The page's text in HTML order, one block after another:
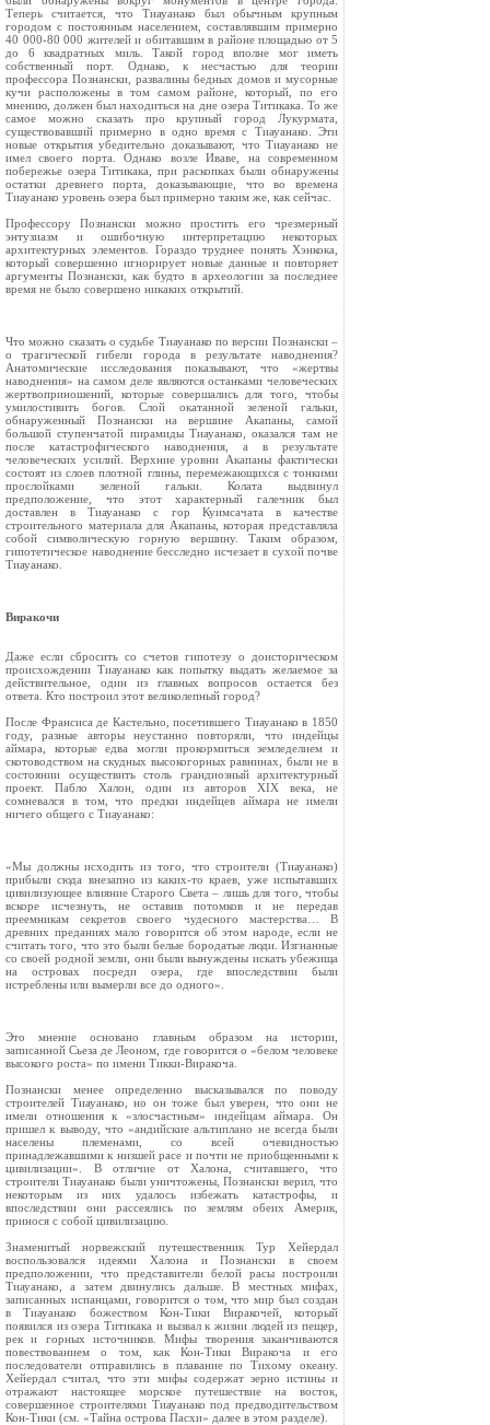
Теперь считается, что Тиауанако был обычным крупным
городом с постоянным населением, составлявшим примерно
40 000‑80 000 жителей и обитавшим в районе площадью от 5
до 6 квадратных миль. Такой город вполне мог иметь
собственный порт. Однако, к несчастью для теории
профессора Познански, развалины бедных домов и мусорные
кучи расположены в том самом районе, который, по его
мнению, должен был находиться на дне озера Титикака. То же
самое можно сказать про крупный город Лукурмата,
существовавший примерно в одно время с Тиауанако. Эти
новые открытия убедительно доказывают, что Тиауанако не
имел своего порта. Однако возле Иваве, на современном
побережье озера Титикака, при раскопках были обнаружены
остатки древнего порта, доказывающие, что во времена
Тиауанако уровень озера был примерно таким же, как сейчас.
Профессору Познански можно простить его чрезмерный
энтузиазм и ошибочную интерпретацию некоторых
архитектурных элементов. Гораздо труднее понять Хэнкока,
который совершенно игнорирует новые данные и повторяет
аргументы Познански, как будто в археологии за последнее
время не было совершено никаких открытий.
Что можно сказать о судьбе Тиауанако по версии Познански –
о трагической гибели города в результате наводнения?
Анатомические исследования показывают, что «жертвы
наводнения» на самом деле являются останками человеческих
жертвоприношений, которые совершались для того, чтобы
умилостивить богов. Слой окатанной зеленой гальки,
обнаруженный Познански на вершине Акапаны, самой
большой ступенчатой пирамиды Тиауанако, оказался там не
после катастрофического наводнения, а в результате
человеческих усилий. Верхние уровни Акапаны фактически
состоят из слоев плотной глины, перемежающихся с тонкими
прослойками зеленой гальки. Колата выдвинул
предположение, что этот характерный галечник был
доставлен в Тиауанако с гор Куимсачата в качестве
строительного материала для Акапаны, которая представляла
собой символическую горную вершину. Таким образом,
гипотетическое наводнение бесследно исчезает в сухой почве
Тиауанако.
Виракочи
Даже если сбросить со счетов гипотезу о доисторическом
происхождении Тиауанако как попытку выдать желаемое за
действительное, один из главных вопросов остается без
ответа. Кто построил этот великолепный город?
После Франсиса де Кастельно, посетившего Тиауанако в 1850
году, разные авторы неустанно повторяли, что индейцы
аймара, которые едва могли прокормиться земледелием и
скотоводством на скудных высокогорных равнинах, были не в
состоянии осуществить столь грандиозный архитектурный
проект. Пабло Халон, один из авторов XIX века, не
сомневался в том, что предки индейцев аймара не имели
ничего общего с Тиауанако:
«Мы должны исходить из того, что строители (Тиауанако)
прибыли сюда внезапно из каких‑то краев, уже испытавших
цивилизующее влияние Старого Света – лишь для того, чтобы
вскоре исчезнуть, не оставив потомков и не передав
преемникам секретов своего чудесного мастерства… В
древних преданиях мало говорится об этом народе, если не
считать того, что это были белые бородатые люди. Изгнанные
со своей родной земли, они были вынуждены искать убежища
на островах посреди озера, где впоследствии были
истреблены или вымерли все до одного».
Это мнение основано главным образом на истории,
записанной Сьеза де Леоном, где говорится о «белом человеке
высокого роста» по имени Тикки‑Виракоча.
Познански менее определенно высказывался по поводу
строителей Тиауанако, но он тоже был уверен, что они не
имели отношения к «злосчастным» индейцам аймара. Он
пришел к выводу, что «андийские альтиплано не всегда были
населены племенами, со всей очевидностью
принадлежавшими к низшей расе и почти не приобщенными к
цивилизации». В отличие от Халона, считавшего, что
строители Тиауанако были уничтожены, Познански верил, что
некоторым из них удалось избежать катастрофы, и
впоследствии они рассеялись по землям обеих Америк,
принося с собой цивилизацию.
Знаменитый норвежский путешественник Тур Хейердал
воспользовался идеями Халона и Познански в своем
предположении, что представители белой расы построили
Тиауанако, а затем двинулись дальше. В местных мифах,
записанных испанцами, говорится о том, что мир был создан
в Тиауанако божеством Кон‑Тики Виракочей, который
появился из озера Титикака и вызвал к жизни людей из пещер,
рек и горных источников. Мифы творения заканчиваются
повествованием о том, как Кон‑Тики Виракоча и его
последователи отправились в плавание по Тихому океану.
Хейердал считал, что эти мифы содержат зерно истины и
отражают настоящее морское путешествие на восток,
совершенное строителями Тиауанако под предводительством
Кон‑Тики (см. «Тайна острова Пасхи» далее в этом разделе).